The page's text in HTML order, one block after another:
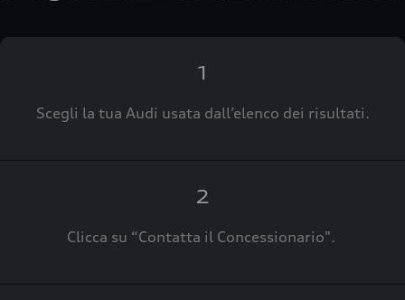
1
Scegli la tua Audi usata dall’elenco dei risultati.
2
Clicca su “Contatta il Concessionario".